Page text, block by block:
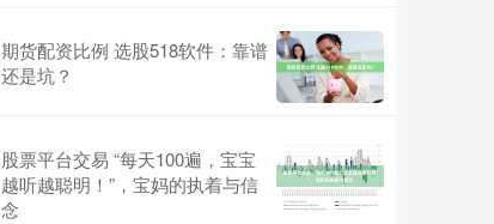
期货配资比例 选股518软件：靠谱
还是坑？
股票平台交易 “每天100遍，宝宝
越听越聪明！”，宝妈的执着与信
念